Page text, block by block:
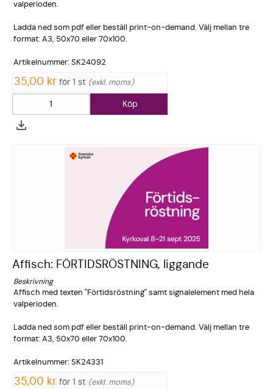
valperiode­n.
Ladda ned som pdf eller beställ print-on-demand. Välj mellan tre
format: A3, 50x70 eller 70x100.
Artikelnum­mer: SK24092
35,00 kr för 1 st exkl. moms
Köp
Affisch: FÖRTIDSRÖSTNING, liggande
Beskrivning
Affisch med texten "Förtidsrö­stning" samt signalelem­ent med hela
valperiode­n.
Ladda ned som pdf eller beställ print-on-demand. Välj mellan tre
format: A3, 50x70 eller 70x100.
Artikelnum­mer: SK24331
35,00 kr för 1 st exkl. moms